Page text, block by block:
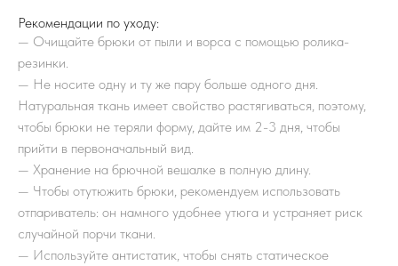
Рекомендации по уходу:
— Очищайте брюки от пыли и ворса с помощью ролика-
резинки.
— Не носите одну и ту же пару больше одного дня.
Натуральная ткань имеет свойство растягиваться, поэтому,
чтобы брюки не теряли форму, дайте им 2-3 дня, чтобы
прийти в первоначальный вид.
— Хранение на брючной вешалке в полную длину.
— Чтобы отутюжить брюки, рекомендуем использовать
отпариватель: он намного удобнее утюга и устраняет риск
случайной порчи ткани.
— Используйте антистатик, чтобы снять статическое